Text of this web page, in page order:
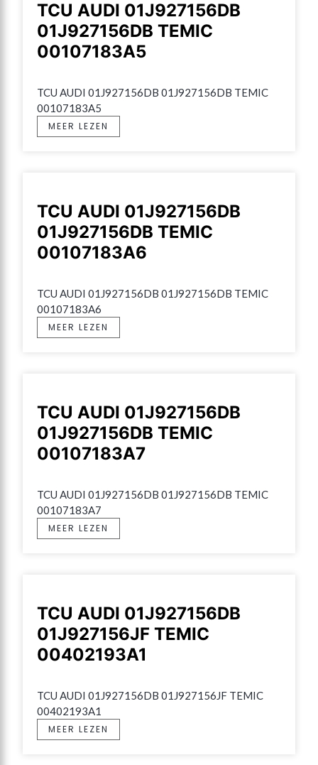
TCU AUDI 01J927156DB
01J927156DB TEMIC
00107183A5
TCU AUDI 01J927156DB 01J927156DB TEMIC
00107183A5
MEER LEZEN
TCU AUDI 01J927156DB
01J927156DB TEMIC
00107183A6
TCU AUDI 01J927156DB 01J927156DB TEMIC
00107183A6
MEER LEZEN
TCU AUDI 01J927156DB
01J927156DB TEMIC
00107183A7
TCU AUDI 01J927156DB 01J927156DB TEMIC
00107183A7
MEER LEZEN
TCU AUDI 01J927156DB
01J927156JF TEMIC
00402193A1
TCU AUDI 01J927156DB 01J927156JF TEMIC
00402193A1
MEER LEZEN